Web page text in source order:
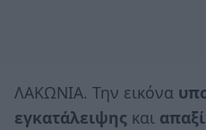
ΛΑΚΩΝΙΑ. Την εικόνα
εγκατάλειψης και